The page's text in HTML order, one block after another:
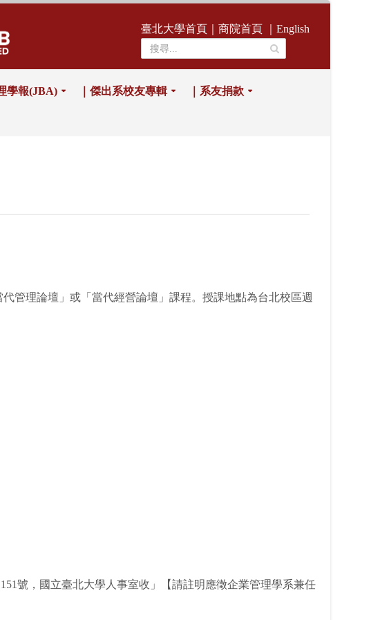
臺北大學首頁 商院首頁 English
學報(JBA) ｜傑出系校友專輯 ｜系友捐款
管理論壇」或「當代經營論壇」課程。授課地點為台北校區週
號，國立臺北大學人事室收」【請註明應徵企業管理學系兼任